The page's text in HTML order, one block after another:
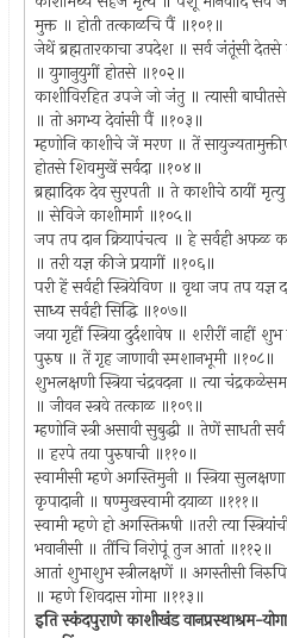
मुक्त ॥ होती तत्काळचि पैं ॥१०१॥
जेथें ब्रह्मतारकाचा उपदेश ॥ सर्व जंतूंसी
॥ युगानुयुगीं होतसे ॥१०२॥
काशीविरहित उपजे जो जंतु ॥ त्यासी
॥ तो अगभ्य देवांसी पैं ॥१०३॥
म्हणोनि काशीचे जें मरण ॥ तें
होतसे शिवमुखें सर्वदा ॥१०४॥
ब्रह्मादिक देव सुरपती ॥ ते काशीचे ठायीं
॥ सेविजे काशीमार्ग ॥१०५॥
जप तप दान क्रियापंचत्व ॥ हे सर्वही अफळ
॥ तरी यज्ञ कीजे प्रयागीं ॥१०६॥
परी हें सर्वही स्त्रियेविण ॥ वृथा जप तप यज्ञ
साध्य सर्वही सिद्धि ॥१०७॥
जया गृहीं स्त्रिया दुर्दशावेष ॥ शरीरीं नाहीं
पुरुष ॥ तें गृह जाणावी स्मशानभूमी ॥१०८॥
शुभलक्षणी स्त्रिया चंद्रवदना ॥ त्या
॥ जीवन स्त्रवे तत्काळ ॥१०९॥
म्हणोनि स्त्री असावी सुबुद्धी ॥ तेणें साधती
॥ हरपे तया पुरुषाची ॥११०॥
स्वामीसी म्हणे अगस्तिमुनी ॥ स्त्रिया
कृपादानी ॥ षण्मुखस्वामी दयाळा ॥१११॥
स्वामी म्हणे हो अगस्तिऋषी ॥तरी त्या
भवानीसी ॥ तींचि निरोपूं तुज आतां ॥११२॥
आतां शुभाशुभ स्त्रीलक्षणें ॥ अगस्तीसी
॥ म्हणे शिवदास गोमा ॥११३॥
इति स्कंदपुराणे काशीखंड वानप्रस्थाश्रम-